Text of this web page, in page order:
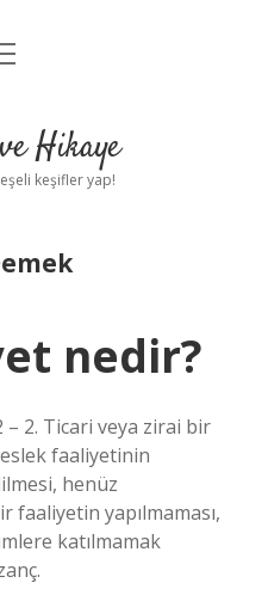
Hikaye
keşifler yap!
nedir?
– 2. Ticari veya zirai bir
faaliyetinin
henüz
faaliyetin yapılmaması,
katılmamak